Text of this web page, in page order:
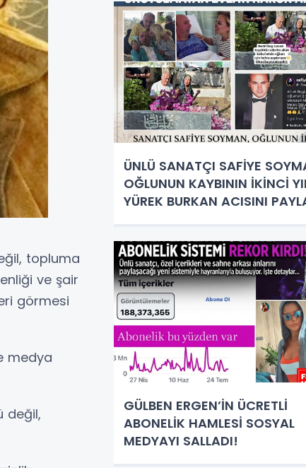
topluma
ve şair
görmesi
medya
değil,
ÜNLÜ SANATÇI SAFİYE
OĞLUNUN KAYBININ İKİNCİ
YÜREK BURKAN ACISINI
GÜLBEN ERGEN’İN ÜCRETLİ
ABONELİK HAMLESİ SOSYAL
MEDYAYI SALLADI!